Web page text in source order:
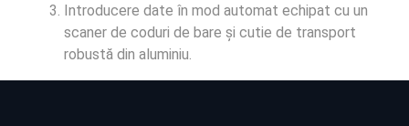
Introducere date în mod automat echipat cu un
scaner de coduri de bare și cutie de transport
robustă din aluminiu.